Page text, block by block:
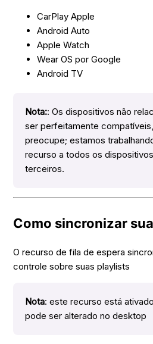
CarPlay Apple
Android Auto
Apple Watch
Wear OS por Google
Android TV
Nota:: Os dispositivos não
ser perfeitamente
preocupe; estamos
recurso a todos os
terceiros.
Como sincronizar
O recurso de fila de espera
controle sobre suas playlists
Nota: este recurso está
pode ser alterado no desktop